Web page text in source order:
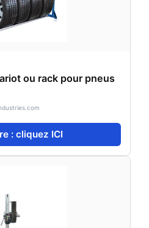
ou rack pour pneus
: cliquez ICI